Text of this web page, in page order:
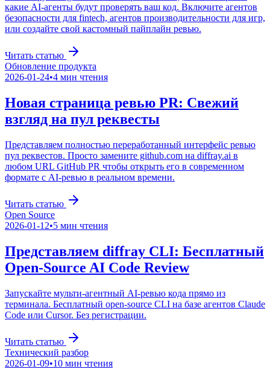
какие AI-агенты будут проверять ваш код. Включите агентов
безопасности для fintech, агентов производительности для игр,
или создайте свой кастомный пайплайн ревью.
Читать статью
Обновление продукта
2026-01-24•4 мин чтения
Новая страница ревью PR: Свежий
взгляд на пул реквесты
Представляем полностью переработанный интерфейс ревью
пул реквестов. Просто замените github.com на diffray.ai в
любом URL GitHub PR чтобы открыть его в современном
формате с AI-ревью в реальном времени.
Читать статью
Open Source
2026-01-12•5 мин чтения
Представляем diffray CLI: Бесплатный
Open-Source AI Code Review
Запускайте мульти-агентный AI-ревью кода прямо из
терминала. Бесплатный open-source CLI на базе агентов Claude
Code или Cursor. Без регистрации.
Читать статью
Технический разбор
2026-01-09•10 мин чтения